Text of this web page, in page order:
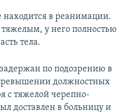
в реанимации.
тяжелым, у него полностью
тела.
по подозрению в
должностных
с тяжелой черепно-
доставлен в больницу и